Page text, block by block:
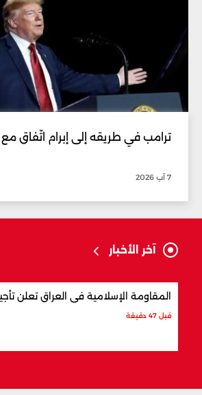
ترامب في طريقه إلى إبرام اتّفاق مع
7 آب 2026
آخر الأخبار
المقاومة الإسلامية في العراق تعلن
قبل 47 دقيقة